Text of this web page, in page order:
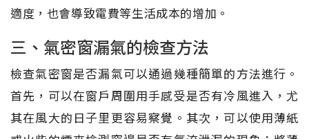
適度，也會導致電費等生活成本的增加。
三、氣密窗漏氣的檢查方法
檢查氣密窗是否漏氣可以通過幾種簡單的方法進行。
首先，可以在窗戶周圍用手感受是否有冷風進入，尤
其在風大的日子里更容易察覺。其次，可以使用薄紙